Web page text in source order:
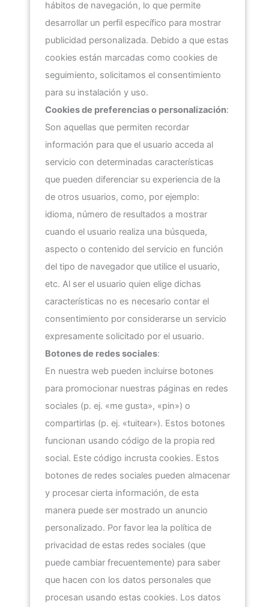
hábitos de navegación, lo que permite
desarrollar un perfil específico para mostrar
publicidad personalizada. Debido a que estas
cookies están marcadas como cookies de
seguimiento, solicitamos el consentimiento
para su instalación y uso.
Cookies de preferencias o personalización:
Son aquellas que permiten recordar
información para que el usuario acceda al
servicio con determinadas características
que pueden diferenciar su experiencia de la
de otros usuarios, como, por ejemplo:
idioma, número de resultados a mostrar
cuando el usuario realiza una búsqueda,
aspecto o contenido del servicio en función
del tipo de navegador que utilice el usuario,
etc. Al ser el usuario quien elige dichas
características no es necesario contar el
consentimiento por considerarse un servicio
expresamente solicitado por el usuario.
Botones de redes sociales:
En nuestra web pueden incluirse botones
para promocionar nuestras páginas en redes
sociales (p. ej. «me gusta», «pin») o
compartirlas (p. ej. «tuitear»). Estos botones
funcionan usando código de la propia red
social. Este código incrusta cookies. Estos
botones de redes sociales pueden almacenar
y procesar cierta información, de esta
manera puede ser mostrado un anuncio
personalizado. Por favor lea la política de
privacidad de estas redes sociales (que
puede cambiar frecuentemente) para saber
que hacen con los datos personales que
procesan usando estas cookies. Los datos